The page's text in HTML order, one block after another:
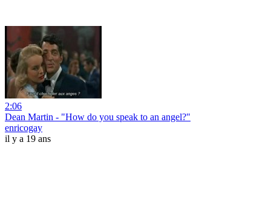
2:06
Dean Martin - "How do you speak to an angel?"
enricogay
il y a 19 ans